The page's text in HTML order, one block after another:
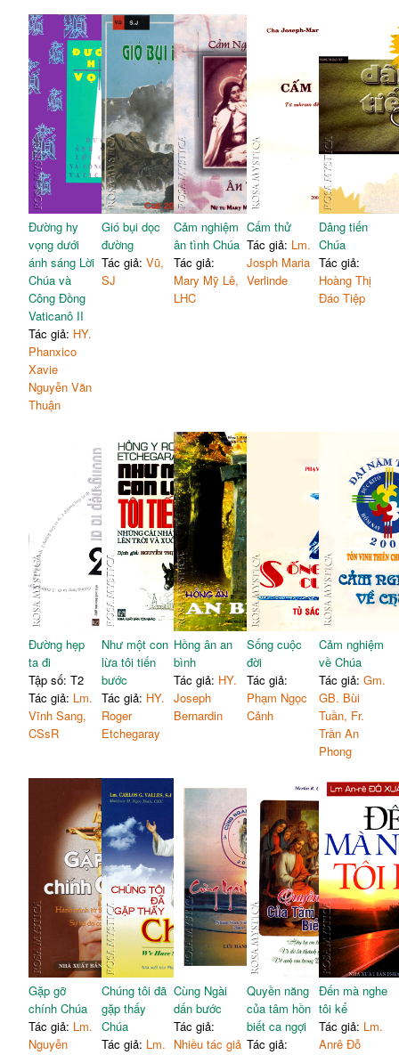
Đường hy
vọng dưới
ánh sáng Lời
Chúa và
Công Đồng
Vaticanô II
Tác giả: HY.
Phanxico
Xavie
Nguyễn Văn
Thuận
Gió bụi dọc
đường
Tác giả: Vũ,
SJ
Cảm nghiệm
ân tình Chúa
Tác giả:
Mary Mỹ Lê,
LHC
Cấm thử
Tác giả: Lm.
Josph Maria
Verlinde
Dâng tiến
Chúa
Tác giả:
Hoàng Thị
Đáo Tiệp
Đường hẹp
ta đi
Tập số: T2
Tác giả: Lm.
Vĩnh Sang,
CSsR
Như một con
lừa tôi tiến
bước
Tác giả: HY.
Roger
Etchegaray
Hồng ân an
bình
Tác giả: HY.
Joseph
Bernardin
Sống cuộc
đời
Tác giả:
Phạm Ngọc
Cảnh
Cảm nghiệm
về Chúa
Tác giả:Gm.
GB. Bùi
Tuần, Fr.
Trần An
Phong
Gặp gỡ
chính Chúa
Tác giả: Lm.
Nguyễn
Chúng tôi đã
gặp thấy
Chúa
Tác giả: Lm.
Cùng Ngài
dấn bước
Tác giả:
Nhiều tác giả
Quyền năng
của tâm hồn
biết ca ngợi
Tác giả:
Đến mà nghe
tôi kể
Tác giả: Lm.
Anrê Đỗ